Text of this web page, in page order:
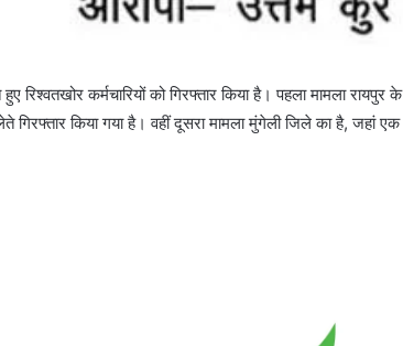
रिश्वतखोर कर्मचारियों को गिरफ्तार किया है। पहला मामला रायपुर के
गिरफ्तार किया गया है। वहीं दूसरा मामला मुंगेली जिले का है, जहां एक